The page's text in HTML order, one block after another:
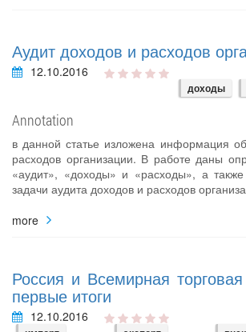
Аудит доходов и расходов
12.10.2016
доходы
Annotation
в данной статье изложена информация
расходов организации. В работе даны
«аудит», «доходы» и «расходы», а
задачи аудита доходов и расходов
more
Россия и Всемирная торговая
первые итоги
12.10.2016